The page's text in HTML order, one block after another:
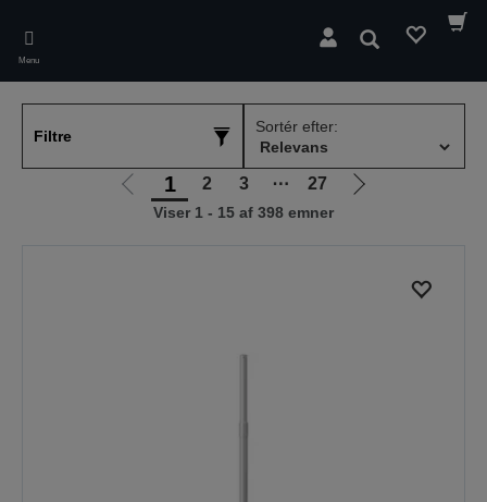
main
content
Menu
Søg
Filtre
Sortér efter:
Gå
1 2 3 ⋯ 27
Gå
Viser 1 - 15 af 398 emner